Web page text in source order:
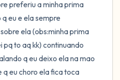
preferiu a minha prima
eu e ela sempre
ela (obs:minha prima
pq to aq kk) continuando
q eu deixo ela na mao
q eu choro ela fica toca
(what is in front of